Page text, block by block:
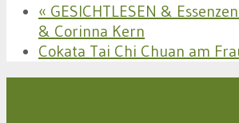
« GESICHTLESEN &
& Corinna Kern
Cokata Tai Chi Chuan am